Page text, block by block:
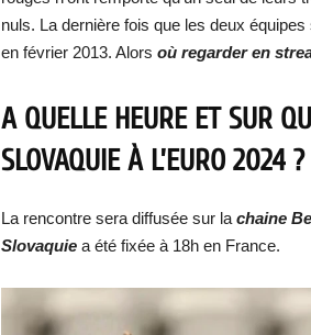
nuls. La dernière fois que les deux
en février 2013. Alors où regarder en
A QUELLE HEURE ET SUR
SLOVAQUIEÀ L’EURO 2024 ?
La rencontre sera diffusée sur la chaine
Slovaquie a été fixée à 18h en France.